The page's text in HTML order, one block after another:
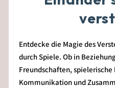
Entdecke die Magie des
durch Spiele. Ob in
Freundschaften,
Kommunikation und